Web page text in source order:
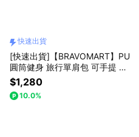
快速出貨
[快速出貨]【BRAVOMART】PU
圓筒健身 旅行單肩包 可手提 斜
背包 健身包 生日禮物 送禮推薦
男生禮物 巨蟹座 禮物獨家 新品
上市 商務送禮 上班族禮物 男友
$1,280
10.0%